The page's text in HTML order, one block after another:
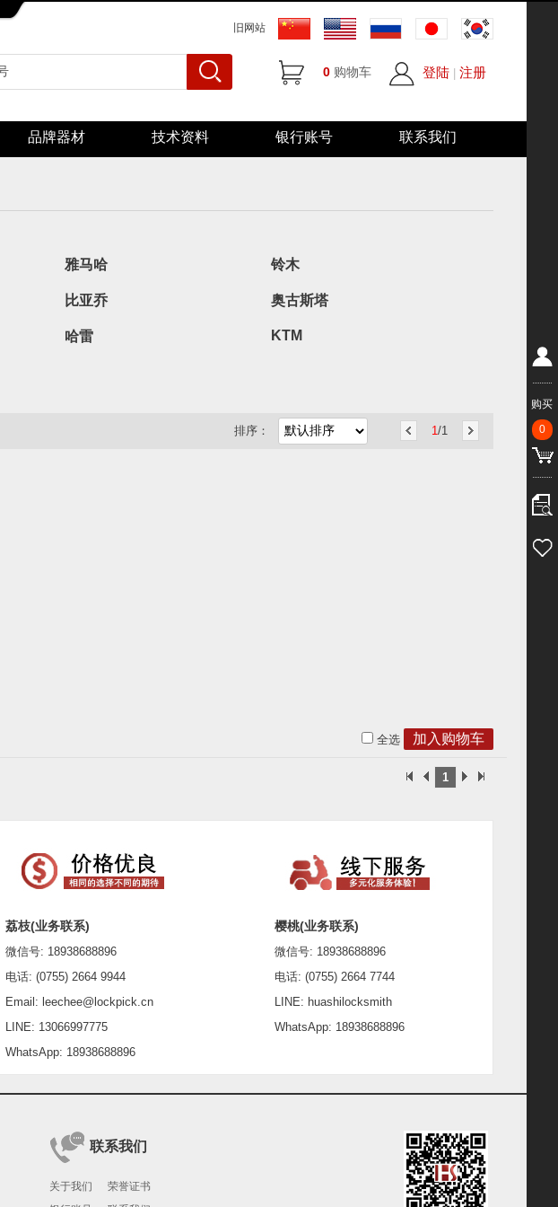
旧网站
0 购物车 登陆 注册
品牌器材 技术资料 银行账号 联系我们
雅马哈 铃木
比亚乔 奥古斯塔
哈雷 KTM
排序： 1/1
全选
1
荔枝(业务联系)
微信号: 18938688896
电话: (0755) 2664 9944
Email: leechee@lockpick.cn
LINE: 13066997775
WhatsApp: 18938688896
樱桃(业务联系)
微信号: 18938688896
电话: (0755) 2664 7744
LINE: huashilocksmith
WhatsApp: 18938688896
联系我们
关于我们
荣誉证书
购买
0